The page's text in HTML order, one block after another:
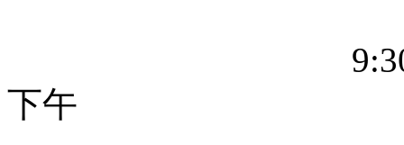
下午